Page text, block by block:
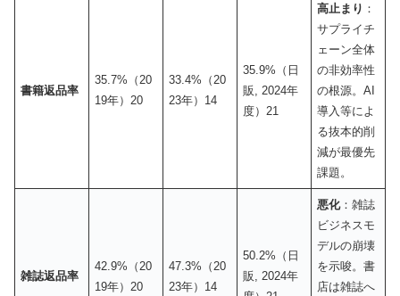
書籍返品率
35.7%（20
19年）20
33.4%（20
23年）14
35.9%（日
販, 2024年
度）21
高止まり ：
サプライチ
ェーン全体
の非効率性
の根源。AI
導入等によ
る抜本的削
減が最優先
課題。
雑誌返品率
42.9%（20
19年）20
47.3%（20
23年）14
50.2%（日
販, 2024年
悪化：雑誌
ビジネスモ
デルの崩壊
を示唆。書
店は雑誌へ